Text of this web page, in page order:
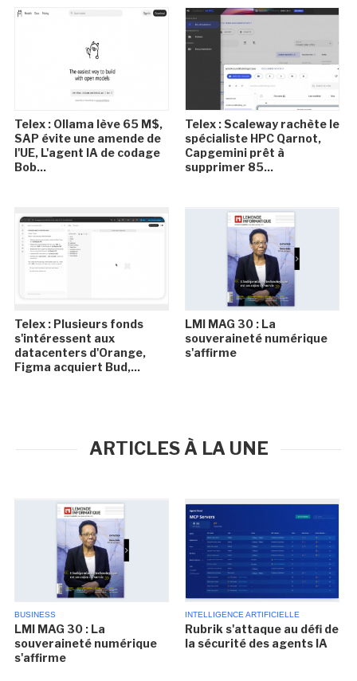
Telex : Ollama lève 65 M$,
SAP évite une amende de
l'UE, L'agent IA de codage
Bob...
Telex : Scaleway rachète le
spécialiste HPC Qarnot,
Capgemini prêt à
supprimer 85...
Telex : Plusieurs fonds
s'intéressent aux
datacenters d'Orange,
Figma acquiert Bud,...
LMI MAG 30 : La
souveraineté numérique
s'affirme
ARTICLES À LA UNE
BUSINESS
LMI MAG 30 : La
souveraineté numérique
s'affirme
INTELLIGENCE ARTIFICIELLE
Rubrik s'attaque au défi de
la sécurité des agents IA